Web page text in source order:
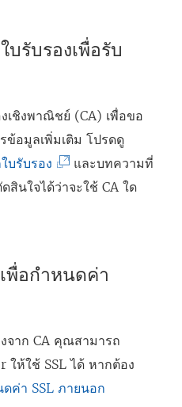
บรับรองเพื่อรับ
เชิงพาณิชย์ (CA) เพื่อขอ
ข้อมูลเพิ่มเติม โปรดดู
บรับรอง
ลิ
ะ
และบทความที่
สินใจได้ว่าจะใช้ CA ใด
พื่อกำหนดค่า
จาก CA คุณสามารถ
ให้ใช้ SSL ได้ หากต้อง
ค่า SSL ภายนอก